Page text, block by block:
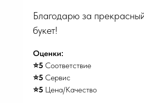
Благодарю за
букет!
Оценки:
⭐️5 Соответствие
⭐️5 Сервис
⭐️5 Цена/Качество